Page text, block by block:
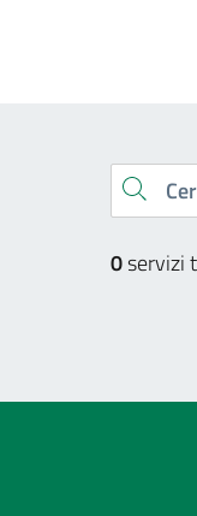
Cerca una parola chiave
0servizi